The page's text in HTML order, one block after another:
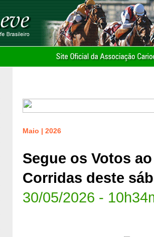
Maio | 2026
Segue os Votos
Corridas deste
30/05/2026 -